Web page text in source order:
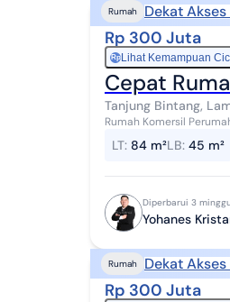
Rumah Dekat
Rp 300 Juta
RpLihat Kemampuan
Cepat
Tanjung Bintang,
Rumah Komersil Perumahan Villa
LT: 84 m²LB: 45 m²
Diperbarui 3
Yohanes
Rumah Dekat
Rp 300 Juta